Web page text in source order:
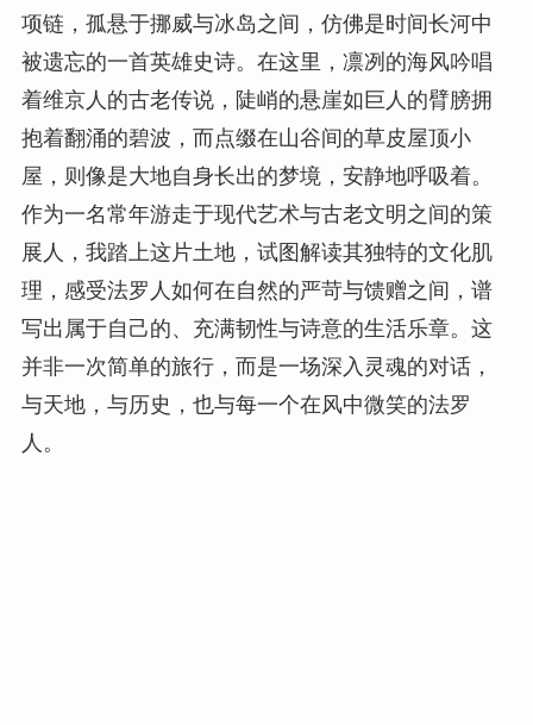
项链，孤悬于挪威与冰岛之间，仿佛是时间长河中
被遗忘的一首英雄史诗。在这里，凛冽的海风吟唱
着维京人的古老传说，陡峭的悬崖如巨人的臂膀拥
抱着翻涌的碧波，而点缀在山谷间的草皮屋顶小
屋，则像是大地自身长出的梦境，安静地呼吸着。
作为一名常年游走于现代艺术与古老文明之间的策
展人，我踏上这片土地，试图解读其独特的文化肌
理，感受法罗人如何在自然的严苛与馈赠之间，谱
写出属于自己的、充满韧性与诗意的生活乐章。这
并非一次简单的旅行，而是一场深入灵魂的对话，
与天地，与历史，也与每一个在风中微笑的法罗
人。